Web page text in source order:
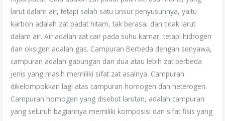
larut dalam air, tetapi salah satu unsur penyusunnya, yaitu
karbon adalah zat padat hitam, tak berasa, dan tidak larut
dalam air. Air adalah zat cair pada suhu kamar, tetapi hidrogen
dan oksigen adalah gas. Campuran Berbeda dengan senyawa,
campuran adalah gabungan dari dua atau lebih zat berbeda
jenis yang masih memiliki sifat zat asalnya. Campuran
dikelompokkan lagi atas campuran homogen dan heterogen.
Campuran homogen yang disebut larutan, adalah campuran
yang seluruh bagiannya memiliki komposisi dan sifat fisis yang